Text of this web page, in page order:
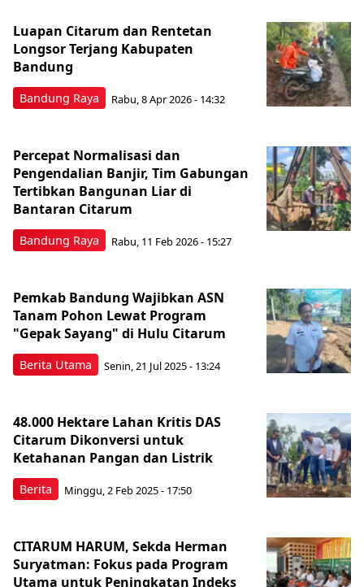
Bandung Raya
Luapan Citarum dan Rentetan
Longsor Terjang Kabupaten
Bandung
Rabu, 8 Apr 2026 - 14:32
Bandung Raya
Percepat Normalisasi dan
Pengendalian Banjir, Tim Gabungan
Tertibkan Bangunan Liar di
Bantaran Citarum
Rabu, 11 Feb 2026 - 15:27
Berita Utama
Pemkab Bandung Wajibkan ASN
Tanam Pohon Lewat Program
"Gepak Sayang" di Hulu Citarum
Senin, 21 Jul 2025 - 13:24
Berita
48.000 Hektare Lahan Kritis DAS
Citarum Dikonversi untuk
Ketahanan Pangan dan Listrik
Minggu, 2 Feb 2025 - 17:50
CITARUM HARUM, Sekda Herman
Suryatman: Fokus pada Program
Utama untuk Peningkatan Indeks